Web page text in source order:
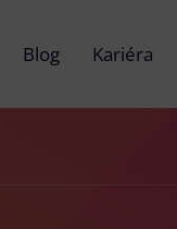
Blog Kariéra